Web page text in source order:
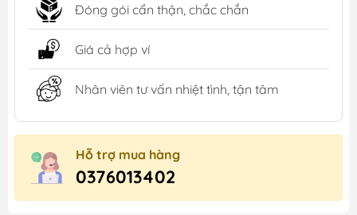
Đóng gói cẩn thận, chắc chắn
Giá cả hợp ví
Nhân viên tư vấn nhiệt tình, tận tâm
Hỗ trợ mua hàng
0376013402